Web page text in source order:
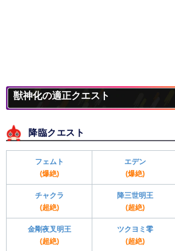
獣神化の適正クエスト
降臨クエスト
フェムト
(爆絶)
エデン
(爆絶)
チャクラ
(超絶)
降三世明王
(超絶)
金剛夜叉明王
(超絶)
ツクヨミ零
(超絶)